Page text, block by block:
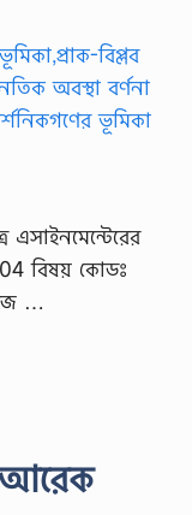
এসাইনমেন্টেরের
04 বিষয় কোডঃ
…
আরেক